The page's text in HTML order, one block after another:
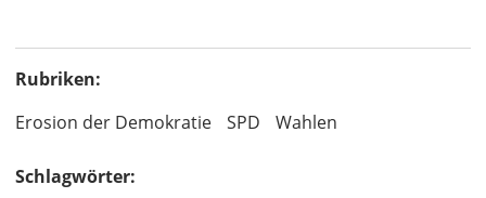
Rubriken:
Erosion der Demokratie
SPD Wahlen
Schlagwörter: